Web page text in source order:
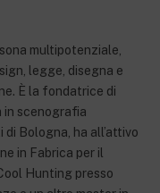
multipotenziale,
legge, disegna e
È la fondatrice di
in scenografia
Bologna, ha all’attivo
in Fabrica per il
Hunting presso